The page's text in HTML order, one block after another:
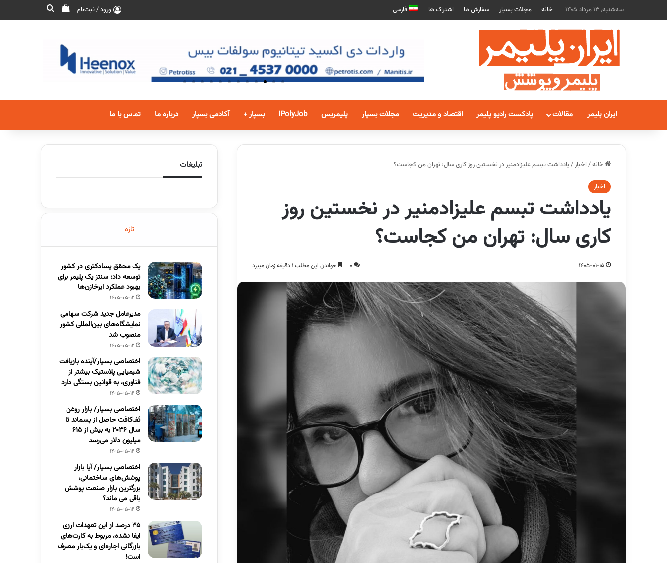
سه‌شنبه, 13 مرداد 1405 خانه مجلات بسپار سفارش ها اشتراک ها فارسی ورود / ثبت‌نام
ایران پلیمر مقالات پادکست رادیو پلیمر اقتصاد و مدیریت مجلات بسپار پلیمریس IPolyJob بسپار + آکادمی بسپار درباره ما تماس با ما
خانه/ اخبار/یادداشت تبسم علیزادمنیر در نخستین روز کاری سال: تهران من کجاست؟
اخبار
یادداشت تبسم علیزادمنیر در نخستین روز
کاری سال: تهران من کجاست؟
1405-01-15
0 خواندن این مطلب 1 دقیقه زمان میبرد
تبلیغات
تازه
یک محقق پسادکتری در کشور
توسعه داد: سنتز یک پلیمر برای
بهبود عملکرد ابرخازن‌ها
1405-05-12
مدیرعامل جدید شرکت سهامی
نمایشگاه‌های بین‌المللی کشور
منصوب شد
1405-05-12
اختصاصی بسپار/آینده بازیافت
شیمیایی پلاستیک بیشتر از
فناوری، به قوانین بستگی دارد
1405-05-12
اختصاصی بسپار/ بازار روغن
تَف‌کافت حاصل از پسماند تا
سال ۲۰۳۶ به بیش از ۶۱۵
میلیون دلار می‌رسد
1405-05-12
اختصاصی بسپار/ آیا بازار
پوشش‌های ساختمانی،
بزرگترین بازار صنعت پوشش
باقی می ماند؟
1405-05-12
۳۵ درصد از این تعهدات ارزی
ایفا نشده، مربوط به کارت‌های
بازرگانی اجاره‌ای و یک‌بار مصرف
است!